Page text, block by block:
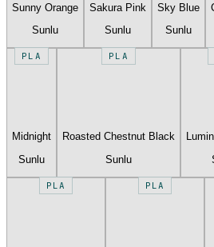
Sunny Orange
Sunlu
Sakura Pink
Sunlu
Sky Blue
Sunlu
PLA
Midnight
Sunlu
PLA
Roasted Chestnut Black
Sunlu
PLA PLA